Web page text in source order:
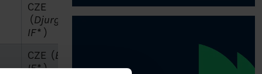
CZE
(Djurgårdens
IF* )
CZE (Brynäs
IF*)